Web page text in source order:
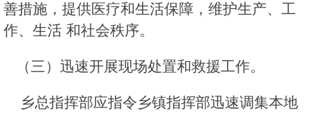
善措施，提供医疗和生活保障，维护生产、工
作、生活 和社会秩序。
（三）迅速开展现场处置和救援工作。
乡总指挥部应指令乡镇指挥部迅速调集本地